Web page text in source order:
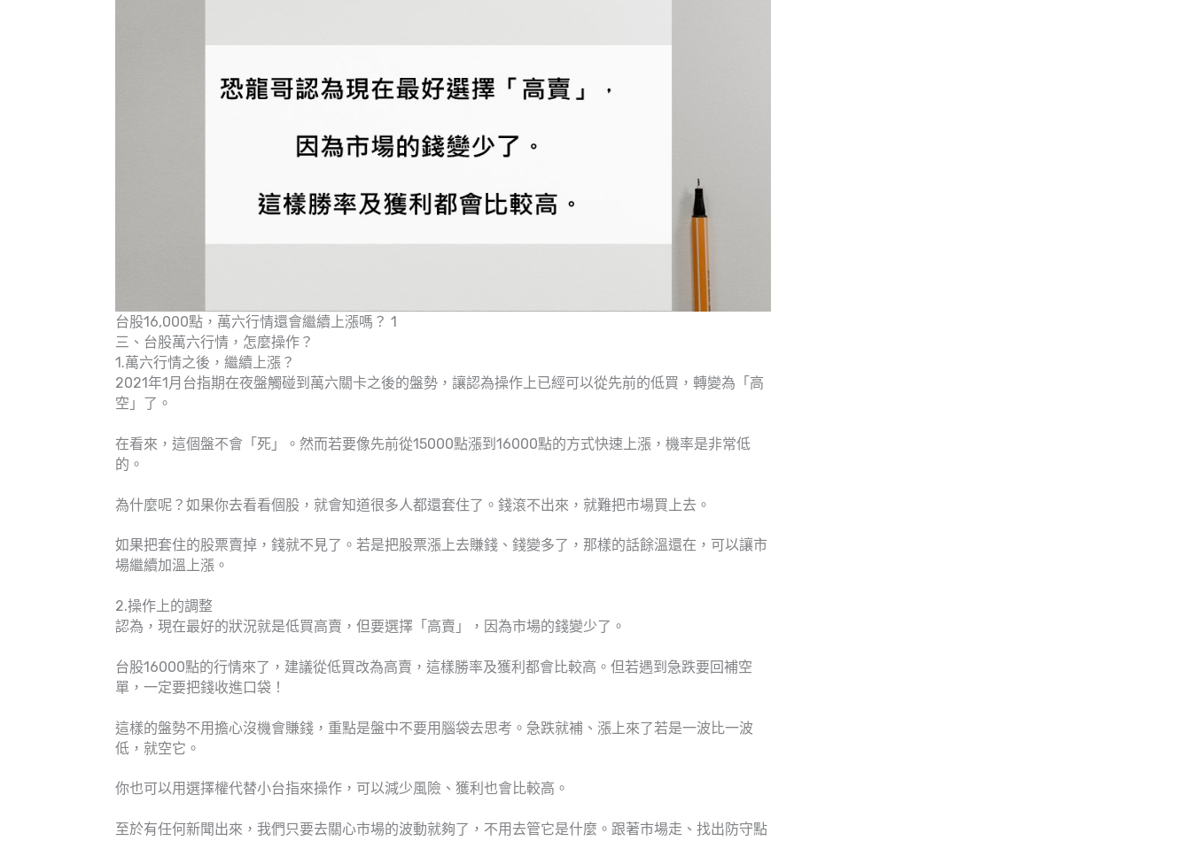
台股16,000點，萬六行情還會繼續上漲嗎？ 1
三、台股萬六行情，怎麼操作？
1.萬六行情之後，繼續上漲？
2021年1月台指期在夜盤觸碰到萬六關卡之後的盤勢，讓認為操作上已經可以從先前的低買，轉變為「高
空」了。
在看來，這個盤不會「死」。然而若要像先前從15000點漲到16000點的方式快速上漲，機率是非常低
的。
為什麼呢？如果你去看看個股，就會知道很多人都還套住了。錢滾不出來，就難把市場買上去。
如果把套住的股票賣掉，錢就不見了。若是把股票漲上去賺錢、錢變多了，那樣的話餘溫還在，可以讓市
場繼續加溫上漲。
2.操作上的調整
認為，現在最好的狀況就是低買高賣，但要選擇「高賣」，因為市場的錢變少了。
台股16000點的行情來了，建議從低買改為高賣，這樣勝率及獲利都會比較高。但若遇到急跌要回補空
單，一定要把錢收進口袋！
這樣的盤勢不用擔心沒機會賺錢，重點是盤中不要用腦袋去思考。急跌就補、漲上來了若是一波比一波
低，就空它。
你也可以用選擇權代替小台指來操作，可以減少風險、獲利也會比較高。
至於有任何新聞出來，我們只要去關心市場的波動就夠了，不用去管它是什麼。跟著市場走、找出防守點